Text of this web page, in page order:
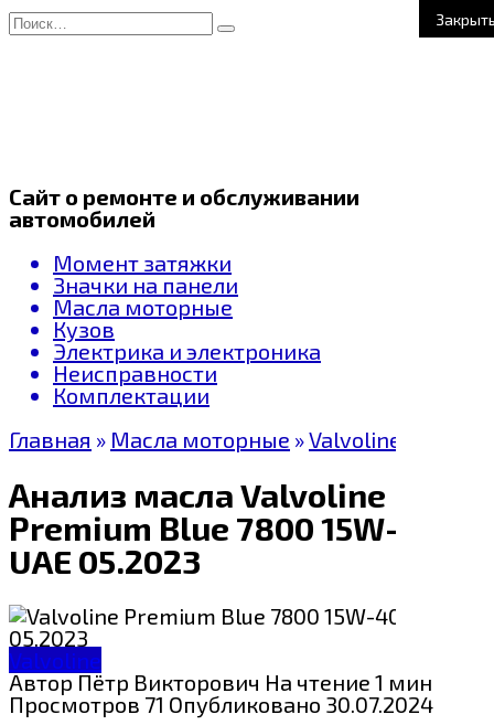
Перейти
к
Search
for:
Сайт о ремонте и обслуживании
автомобилей
Момент затяжки
Значки на панели
Масла моторные
Кузов
Электрика и электроника
Неисправности
Комплектации
Главная » Масла моторные »Valvoline
Анализ масла Valvoline
Premium Blue 7800 15W-40
UAE 05.2023
Valvoline
АвторПётр Викторович На чтение 1 мин
Просмотров 71 Опубликовано 30.07.2024